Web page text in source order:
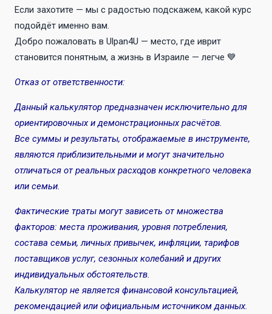
Если захотите — мы с радостью подскажем, какой курс
подойдёт именно вам.
Добро пожаловать в Ulpan4U — место, где иврит
становится понятным, а жизнь в Израиле — легче 💙
Отказ от ответственности:
Данный калькулятор предназначен исключительно для
ориентировочных и демонстрационных расчётов.
Все суммы и результаты, отображаемые в инструменте,
являются приблизительными и могут значительно
отличаться от реальных расходов конкретного человека
или семьи.
Фактические траты могут зависеть от множества
факторов: места проживания, уровня потребления,
состава семьи, личных привычек, инфляции, тарифов
поставщиков услуг, сезонных колебаний и других
индивидуальных обстоятельств.
Калькулятор не является финансовой консультацией,
рекомендацией или официальным источником данных.